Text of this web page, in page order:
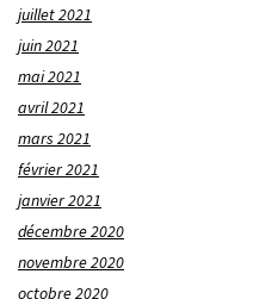
juillet 2021
juin 2021
mai 2021
avril 2021
mars 2021
février 2021
janvier 2021
décembre 2020
novembre 2020
octobre 2020